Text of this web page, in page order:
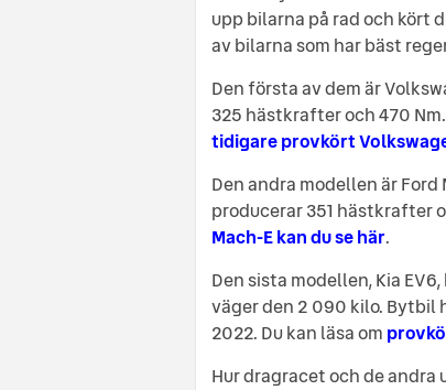
upp bilarna på rad och kört
av bilarna som har bäst
Den första av dem är
325 hästkrafter och 470
tidigare provkört
Den andra modellen är
producerar 351 hästkrafter
Mach-E kan du se här.
Den sista modellen, Kia
väger den 2 090 kilo. Bytbil
2022. Du kan läsa om
Hur dragracet och de andra